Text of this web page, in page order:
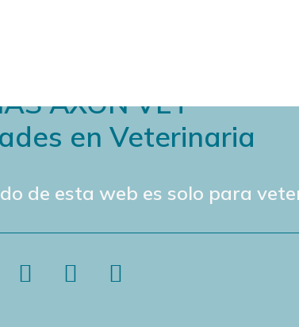
AXÓN VET
en Veterinaria
de esta web es solo para